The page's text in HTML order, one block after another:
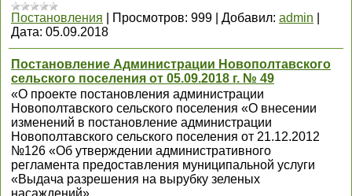
Постановления
Просмотров: 999 Добавил: admin
Дата: 05.09.2018
Постановление Администрации Новополтавского
сельского поселения от 05.09.2018 г. № 49
«О проекте постановления администрации
Новополтавского сельского поселения «О внесении
изменений в постановление администрации
Новополтавского сельского поселения от 21.12.2012
№126 «Об утверждении административного
регламента предоставления муниципальной услуги
«Выдача разрешения на вырубку зеленых
насаждений»